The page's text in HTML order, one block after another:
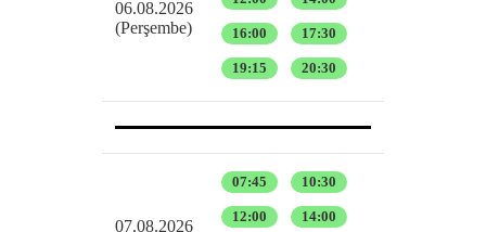
06.08.2026
(Perşembe)
16:00 17:30
19:15 20:30
07.08.2026
07:45 10:30
12:00 14:00